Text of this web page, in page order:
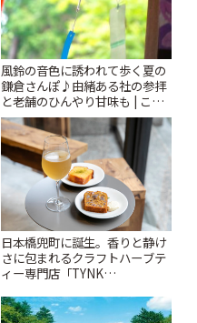
風鈴の音色に誘われて歩く夏の
鎌倉さんぽ♪由緒ある社の参拝
と老舗のひんやり甘味も | こと
りっぷ
日本橋兜町に誕生。香りと静け
さに包まれるクラフトハーブテ
ィー専門店「TYNK